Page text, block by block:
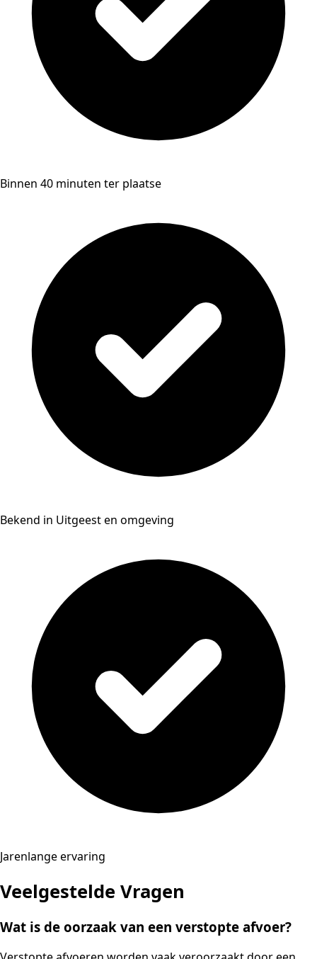
Binnen 40 minuten ter plaatse
Bekend in Uitgeest en omgeving
Jarenlange ervaring
Veelgestelde Vragen
Wat is de oorzaak van een verstopte afvoer?